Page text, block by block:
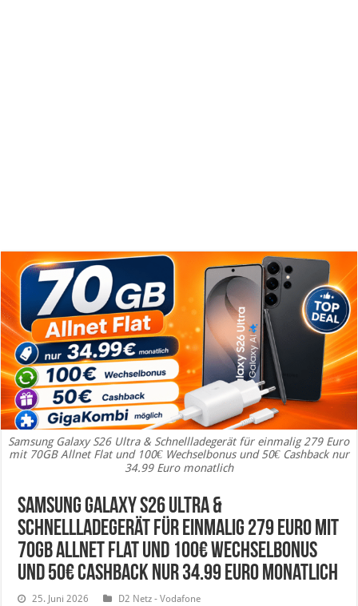
Samsung Galaxy S26 Ultra & Schnellladegerät für einmalig 279 Euro
mit 70GB Allnet Flat und 100€ Wechselbonus und 50€ Cashback nur
34.99 Euro monatlich
Samsung Galaxy S26 Ultra &
Schnellladegerät für einmalig 279 Euro mit
70GB Allnet Flat und 100€ Wechselbonus
und 50€ Cashback nur 34.99 Euro monatlich
25. Juni 2026 D2 Netz - Vodafone